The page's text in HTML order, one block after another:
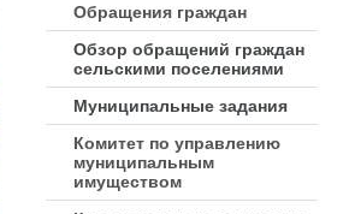
Обращения граждан
Обзор обращений граждан
сельскими поселениями
Муниципальные задания
Комитет по управлению
муниципальным
имуществом